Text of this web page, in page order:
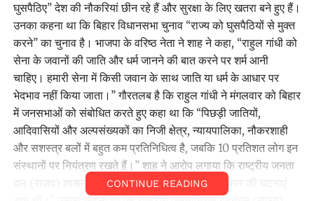
घुसपैठिए’’ देश की नौकरियां छीन रहे हैं और सुरक्षा के लिए खतरा बने हुए हैं।
उनका कहना था कि बिहार विधानसभा चुनाव ‘‘राज्य को घुसपैठियों से मुक्त
करने’’ का चुनाव है। भाजपा के वरिष्ठ नेता ने शाह ने कहा, ‘‘राहुल गांधी को
सेना के जवानों की जाति और धर्म जानने की बात करने पर शर्म आनी
चाहिए। हमारी सेना में किसी जवान के साथ जाति या धर्म के आधार पर
भेदभाव नहीं किया जाता।’’ गौरतलब है कि राहुल गांधी ने मंगलवार को बिहार
में जनसभाओं को संबोधित करते हुए कहा था कि ‘‘पिछड़ी जातियों,
आदिवासियों और अल्पसंख्यकों का निजी क्षेत्र, न्यायपालिका, नौकरशाही
और सशस्त्र बलों में बहुत कम प्रतिनिधित्व है, जबकि 10 प्रतिशत लोग इन
संस्थानों पर नियंत्रण रखते हैं।’’ शाह ने आरोप लगाया कि राष्ट्रीय जनता
दल (राजद) शासन के दौरान ‘‘हत्या, नरसंहार और बलात्कार की घटनाएं
CONTINUE READING